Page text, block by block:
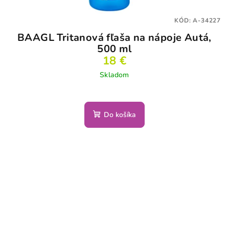
BAAGL Tritanová fľaša na nápoje Autá,
500 ml
18 €
Skladom
Do košíka
KÓD:A-34227